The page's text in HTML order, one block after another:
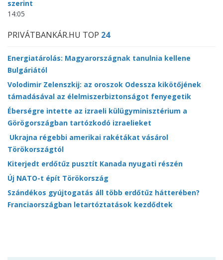
szerint
14:05
PRIVÁTBANKÁR.HU TOP 24
Energiatárolás: Magyarországnak tanulnia kellene
Bulgáriától
Volodimir Zelenszkij: az oroszok Odessza kikötőjének
támadásával az élelmiszerbiztonságot fenyegetik
Éberségre intette az izraeli külügyminisztérium a
Görögországban tartózkodó izraelieket
Ukrajna régebbi amerikai rakétákat vásárol
Törökországtól
Kiterjedt erdőtűz pusztít Kanada nyugati részén
Új NATO-t épít Törökország
Szándékos gyújtogatás áll több erdőtűz hátterében?
Franciaországban letartóztatások kezdődtek